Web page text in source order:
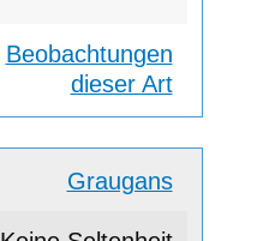
Beobachtungen
dieser Art
Graugans